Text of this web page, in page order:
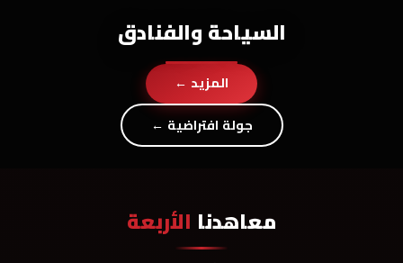
السياحة والفنادق
المزيد ←
جولة افتراضية ←
معاهدنا الأربعة